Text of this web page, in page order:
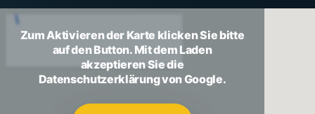
Zum Aktivieren der Karte klicken Sie bitte
auf den Button. Mit dem Laden
akzeptieren Sie die
Datenschutzerklärung von Google.